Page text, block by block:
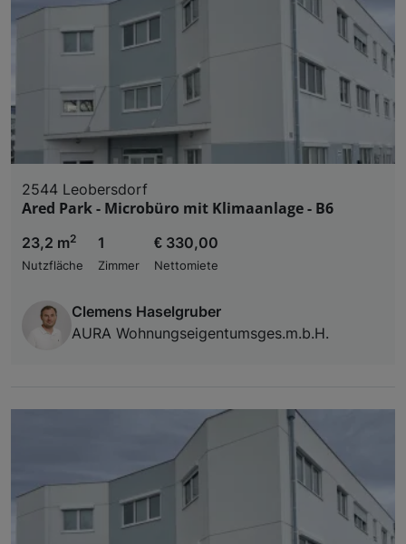
2544 Leobersdorf
Ared Park - Microbüro mit Klimaanlage - B6
23,2 m2
Nutzfläche
1
Zimmer
€ 330,00
Nettomiete
Clemens Haselgruber
AURA Wohnungseigentumsges.m.b.H.